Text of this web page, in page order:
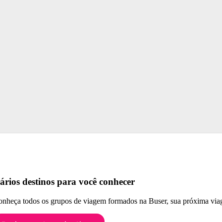
destinos para você conhecer
todos os grupos de viagem formados na Buser, sua próxima